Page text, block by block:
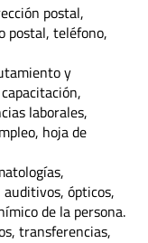
postal,
postal, teléfono,
y
laborales,
hoja de
auditivos, ópticos,
de la persona.
transferencias,